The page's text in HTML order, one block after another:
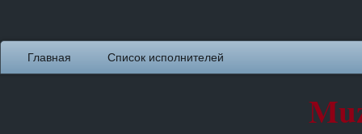
Главная Список исполнителей